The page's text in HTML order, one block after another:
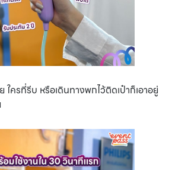
ใครที่รีบ หรือเดินทางพกไว้ติดเป๋าก็เอาอยู่